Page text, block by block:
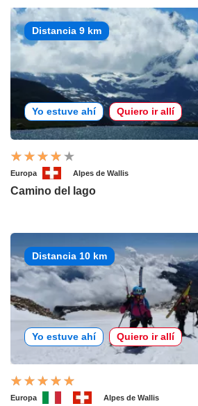
Distancia 9 km
Yo estuve ahí Quiero ir allí
Europa Alpes de Wallis
Camino del lago
Distancia 10 km
Yo estuve ahí Quiero ir allí
Europa Alpes de Wallis